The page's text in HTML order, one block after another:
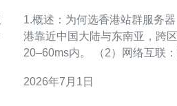
1.概述：为何选香港站群服务
港靠近中国大陆与东南亚，跨
20–60ms内。 （2）网络互联
策与机房：部分香港机房对接
2026年7月1日